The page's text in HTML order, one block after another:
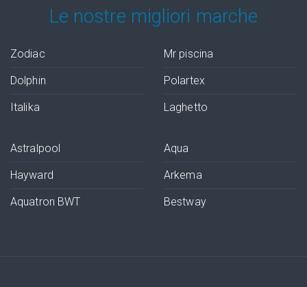
Le nostre migliori marche
Zodiac
Dolphin
Italika
Mr piscina
Polartex
Laghetto
Astralpool
Hayward
Aquatron BWT
Aqua
Arkema
Bestway